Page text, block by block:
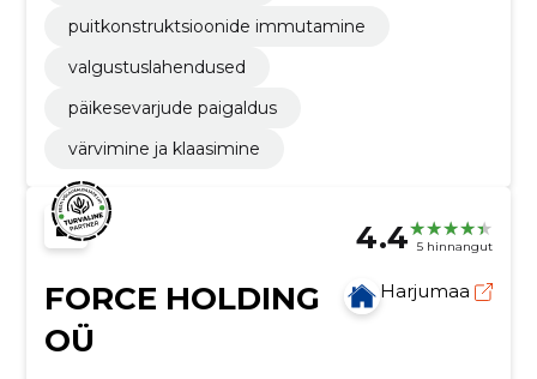
puitkonstruktsioonide immutamine
valgustuslahendused
päikesevarjude paigaldus
värvimine ja klaasimine
4.4 5 hinnangut
FORCE HOLDING
OÜ
Harjumaa